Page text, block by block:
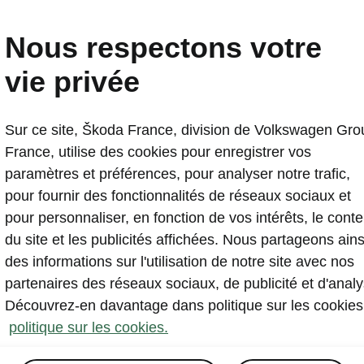
Configurez votre modèle idéal
est l’élément central d’une voiture
et sa longévité dépend surtout de
dont elle est utilisée au quotidien. La
nouvelle, c’est qu’elle demande peu
: la gestion électronique veille en
sur sa température, sa charge et
général.
Nous respectons votre
vie privée
Sur ce site, Škoda France, division de Volkswagen
France, utilise des cookies pour enregistrer vos
paramètres et préférences, pour analyser notre trafic,
pour fournir des fonctionnalités de réseaux sociaux et
pour personnaliser, en fonction de vos intérêts, le
du site et les publicités affichées. Nous partageons
des informations sur l'utilisation de notre site avec nos
partenaires des réseaux sociaux, de publicité et
Découvrez-en davantage dans politique sur les
politique sur les cookies.